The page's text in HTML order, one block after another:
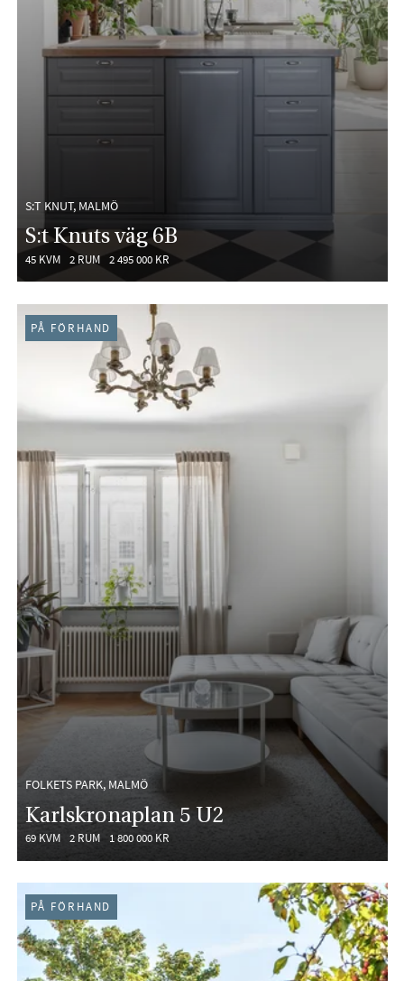
S:T KNUT, MALMÖ
S:t Knuts väg 6B
45 KVM 2 RUM 2 495 000 KR
FOLKETS PARK, MALMÖ
Karlskronaplan 5 U2
69 KVM 2 RUM 1 800 000 KR
PÅ FÖRHAND
PÅ FÖRHAND